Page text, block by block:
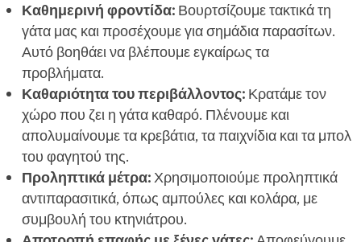
Καθημερινή φροντίδα:Βουρτσίζουμε τακτικά τη
γάτα μας και προσέχουμε για σημάδια παρασίτων.
Αυτό βοηθάει να βλέπουμε εγκαίρως τα
προβλήματα.
Καθαριότητα του περιβάλλοντος:Κρατάμε τον
χώρο που ζει η γάτα καθαρό. Πλένουμε και
απολυμαίνουμε τα κρεβάτια, τα παιχνίδια και τα μπολ
του φαγητού της.
Προληπτικά μέτρα:Χρησιμοποιούμε προληπτικά
αντιπαρασιτικά, όπως αμπούλες και κολάρα, με
συμβουλή του κτηνιάτρου.